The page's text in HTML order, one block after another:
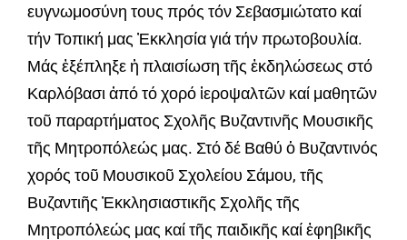
ευγνωμοσύνη τους πρός τόν Σεβασμιώτατο καί
τήν Τοπική μας Ἐκκλησία γιά τήν πρωτοβουλία.
Μάς ἐξέπληξε ἡ πλαισίωση τῆς ἐκδηλώσεως στό
Καρλόβασι ἀπό τό χορό ἱεροψαλτῶν καί μαθητῶν
τοῦ παραρτήματος Σχολῆς Βυζαντινῆς Μουσικῆς
τῆς Μητροπόλεώς μας. Στό δέ Βαθύ ὁ Βυζαντινός
χορός τοῦ Μουσικοῦ Σχολείου Σάμου, τῆς
Βυζαντιῆς Ἐκκλησιαστικῆς Σχολῆς τῆς
Μητροπόλεώς μας καί τῆς παιδικῆς καί ἐφηβικῆς